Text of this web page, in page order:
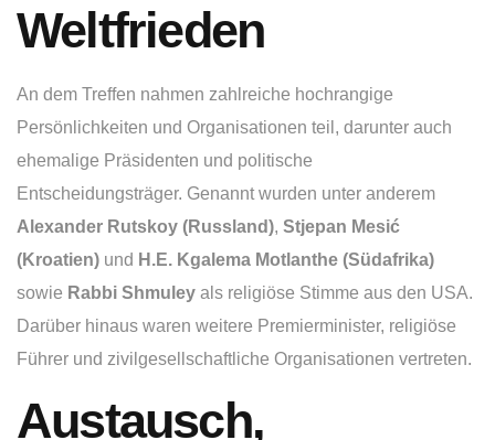
Weltfrieden
An dem Treffen nahmen zahlreiche hochrangige
Persönlichkeiten und Organisationen teil, darunter auch
ehemalige Präsidenten und politische
Entscheidungsträger. Genannt wurden unter anderem
Alexander Rutskoy (Russland), Stjepan Mesić
(Kroatien) und H.E. Kgalema Motlanthe (Südafrika)
sowie Rabbi Shmuley als religiöse Stimme aus den USA.
Darüber hinaus waren weitere Premierminister, religiöse
Führer und zivilgesellschaftliche Organisationen vertreten.
Austausch,